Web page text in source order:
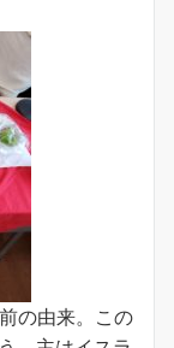
の由来。この